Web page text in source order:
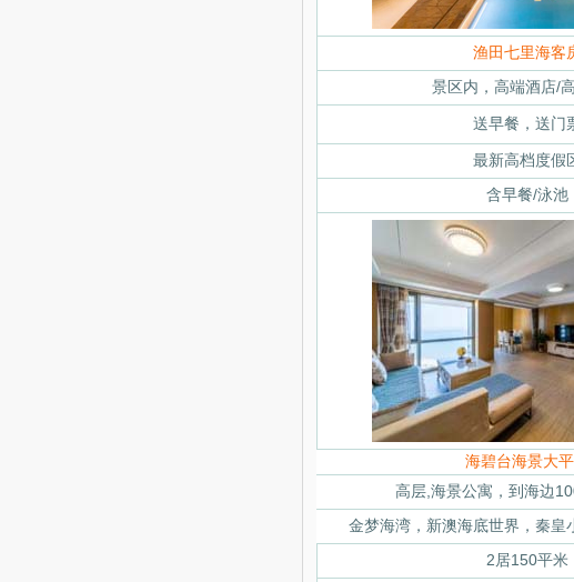
渔田七里海客
景区内，高端酒店/
送早餐，送门
最新高档度假
含早餐/泳池
海碧台海景大
高层,海景公寓，到海边
金梦海湾， 新澳海底世界，秦皇
2居150平米